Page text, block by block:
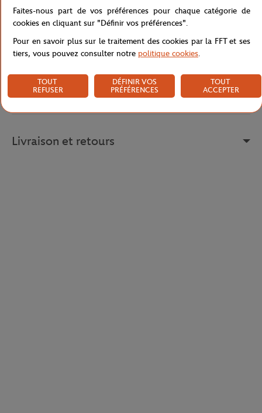
shirt tendance pour électriser votre look et afficher votre passion
du tennis avec originalité !
Référence :
RTSM0825-BLA
Caractéristiques
Livraison et retours
Faites-nous part de vos préférences pour chaque catégorie de
cookies en cliquant sur "Définir vos préférences".
Pour en savoir plus sur le traitement des cookies par la FFT et ses
tiers, vous pouvez consulter notre politique cookies.
TOUT
REFUSER
DÉFINIR VOS
PRÉFÉRENCES
TOUT
ACCEPTER